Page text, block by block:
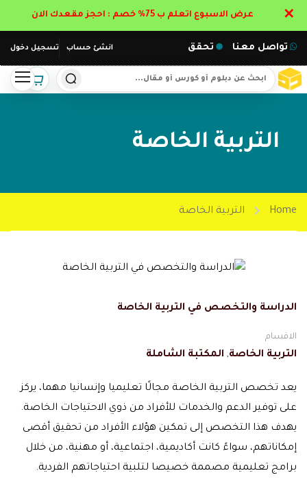
انشئ حساب تسجيل دخول تواصل معنا تحقق
التربية الخاصة
Home التربية الخاصة
الدراسة والتخصص في التربية الخاصة
الاقسام
التربية الخاصة, المكتبة الشاملة
يعد تخصص التربية الخاصة مجالًا تعليميا وإنسانيا مهما، يركز
على توفير الدعم والخدمات للأفراد من ذوي الاحتياجات الخاصة.
يهدف هذا التخصص إلى تمكين هؤلاء الأفراد من تحقيق أقصى
إمكاناتهم، سواءً كانت أكاديمية، اجتماعية، أو مهنية، من خلال
برامج تعليمية مصممة خصيصا لتلبية احتياجاتهم الفردية.
عرض الاسبوع اتعلم ب 75% خصم : احجز مقعدك الان ✕